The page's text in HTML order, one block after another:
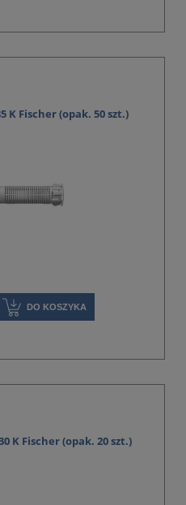
K Fischer (opak. 50 szt.)
DO KOSZYKA
K Fischer (opak. 20 szt.)